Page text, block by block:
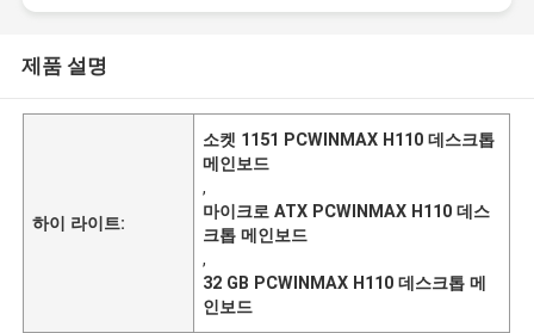
제품 설명
하이 라이트:
소켓 1151 PCWINMAX H110 데스크톱
메인보드
,
마이크로 ATX PCWINMAX H110 데스
크톱 메인보드
,
32 GB PCWINMAX H110 데스크톱 메
인보드